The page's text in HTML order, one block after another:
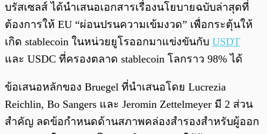
บรัสเซลส์ ได้นำเสนอเอกสารเรื่องนโยบายฉบับล่าสุดที่
ต้องการให้ EU “ผ่อนปรนความเข้มงวด” เพื่อกระตุ้นให้
เกิด stablecoin ในหน่วยยูโรออกมาแข่งขันกับ USDT
และ USDC ที่ครองตลาด stablecoin โลกราว 98% ได้
ข้อเสนอหลักของ Bruegel ที่นำเสนอโดย Lucrezia
Reichlin, Bo Sangers และ Jeromin Zettelmeyer มี 2 ส่วน
สำคัญ ลดข้อกำหนดด้านสภาพคล่องสำรองสำหรับผู้ออก